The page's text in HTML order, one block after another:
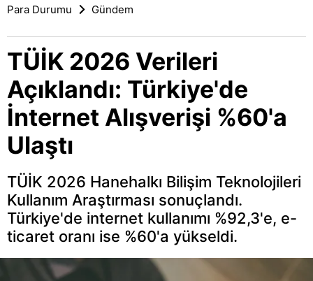
Para Durumu Gündem
TÜİK 2026 Verileri
Açıklandı: Türkiye'de
İnternet Alışverişi %60'a
Ulaştı
TÜİK 2026 Hanehalkı Bilişim Teknolojileri
Kullanım Araştırması sonuçlandı.
Türkiye'de internet kullanımı %92,3'e, e-
ticaret oranı ise %60'a yükseldi.